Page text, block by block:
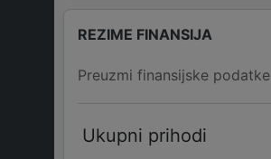
REZIME FINANSIJA
Preuzmi finansijske podatke
Ukupni prihodi